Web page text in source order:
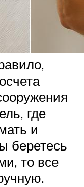
где
и
беретесь
то все